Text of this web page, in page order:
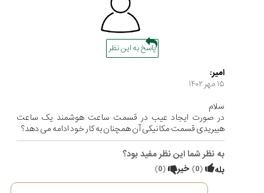
پاسخ به این نظر
امیر:
۱۵ مهر ۱۴۰۲
سلام
در صورت ایجاد عیب در قسمت ساعت هوشمند یک ساعت
هیبریدی قسمت مکانیکی آن همچنان به کار خود ادامه می دهد؟
به نظر شما این نظر مفید بود؟
بله
(
0
) خیر (
0
)